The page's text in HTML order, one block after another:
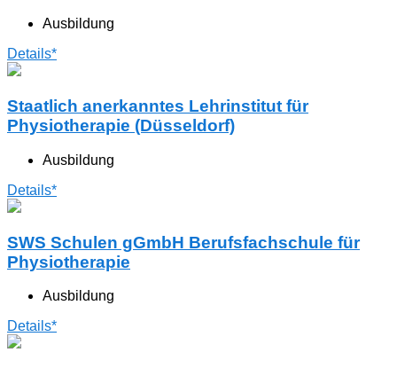
Ausbildung
Details*
Staatlich anerkanntes Lehrinstitut für
Physiotherapie (Düsseldorf)
Ausbildung
Details*
SWS Schulen gGmbH Berufsfachschule für
Physiotherapie
Ausbildung
Details*